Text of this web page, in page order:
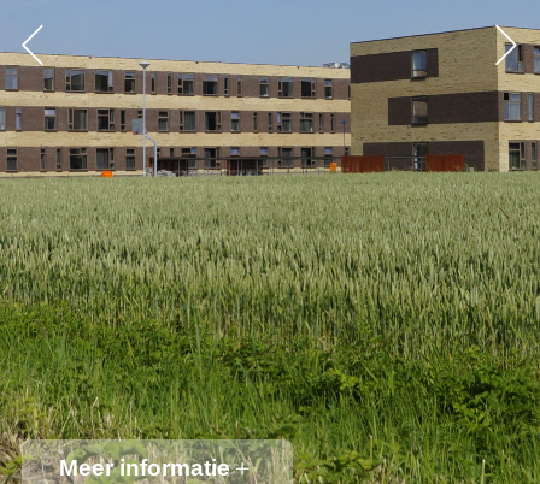
Meer informatie